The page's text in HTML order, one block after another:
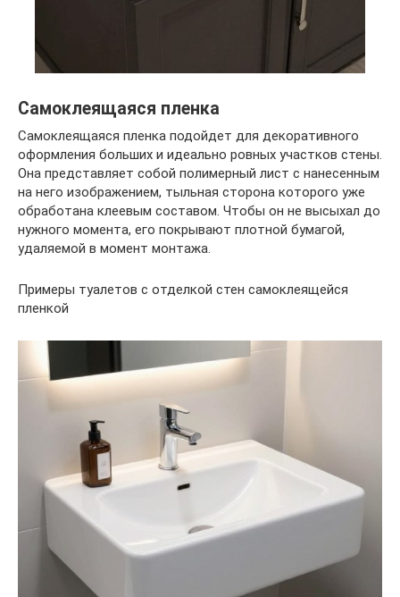
Самоклеящаяся пленка
Самоклеящаяся пленка подойдет для декоративного
оформления больших и идеально ровных участков стены.
Она представляет собой полимерный лист с нанесенным
на него изображением, тыльная сторона которого уже
обработана клеевым составом. Чтобы он не высыхал до
нужного момента, его покрывают плотной бумагой,
удаляемой в момент монтажа.
Примеры туалетов с отделкой стен самоклеящейся
пленкой